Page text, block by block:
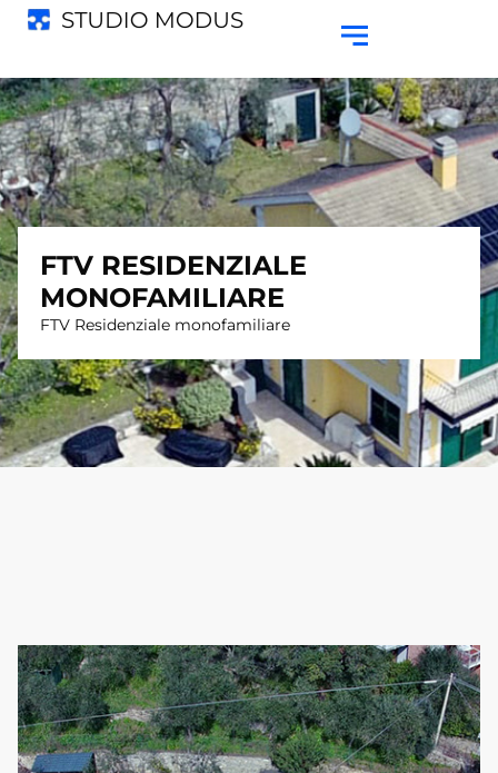
FTV RESIDENZIALE
MONOFAMILIARE
FTV Residenziale monofamiliare